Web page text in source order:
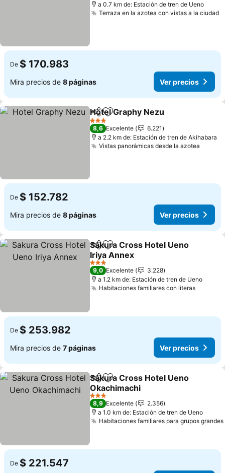
a 0.7 km de: Estación de tren de Ueno
Terraza en la azotea con vistas a la ciudad
De $ 170.983
Mira precios de 8 páginas Ver precios
CompartirAgregar a favoritos
Hotel Graphy Nezu
3 Estrellas
8,6 Excelente
6.221
a 2.2 km de: Estación de tren de Akihabara
Vistas panorámicas desde la azotea
De $ 152.782
Mira precios de 8 páginas Ver precios
CompartirAgregar a favoritos
Sakura Cross Hotel Ueno
Iriya Annex
Ver precios
3 Estrellas
9,0 Excelente
3.228
a 1.2 km de: Estación de tren de Ueno
Habitaciones familiares con literasVer
De $ 253.982
Mira precios de 7 páginas Ver precios
CompartirAgregar a favoritos
Sakura Cross Hotel Ueno
Okachimachi
Ver precios
3 Estrellas
8,9 Excelente
2.356
a 1.0 km de: Estación de tren de Ueno
Habitaciones familiares para grupos grandes
De $ 221.547